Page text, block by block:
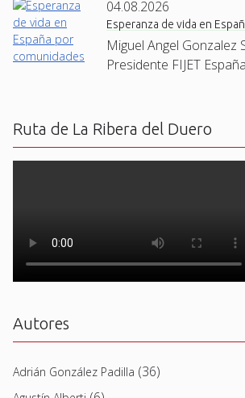
04.08.2026
Esperanza de vida en
Miguel Angel Gonzalez
Presidente FIJET España
Ruta de La Ribera del Duero
Autores
Adrián González Padilla (36)